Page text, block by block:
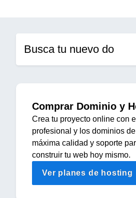
Busca tu nuevo domin
Comprar Dominio y
Crea tu proyecto online con
profesional y los dominios
máxima calidad y soporte
construir tu web hoy mismo.
Ver planes de hosting